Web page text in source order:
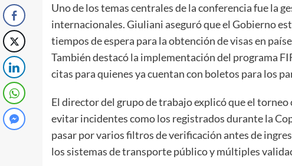
Uno de los temas centrales de la conferencia fue la
internacionales. Giuliani aseguró que el Gobierno
tiempos de espera para la obtención de visas en
También destacó la implementación del programa
citas para quienes ya cuentan con boletos para los
El director del grupo de trabajo explicó que el
evitar incidentes como los registrados durante la
pasar por varios filtros de verificación antes de
los sistemas de transporte público y múltiples